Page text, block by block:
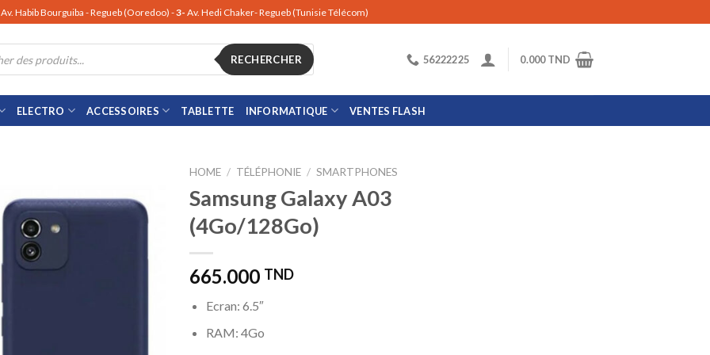
Av. Habib Bourguiba - Regueb (Ooredoo) -3- Av. Hedi Chaker- Regueb (Tunisie Télécom)
RECHERCHER 56222225 0.000TND
ELECTRO ACCESSOIRES TABLETTE INFORMATIQUE VENTES FLASH
HOME / TÉLÉPHONIE / SMARTPHONES
Samsung Galaxy A03
(4Go/128Go)
665.000 TND
Ecran: 6.5″
RAM: 4Go